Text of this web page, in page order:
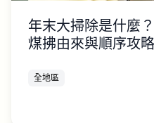
年末大掃除是什麼
煤拂由來與順序攻略
全地區